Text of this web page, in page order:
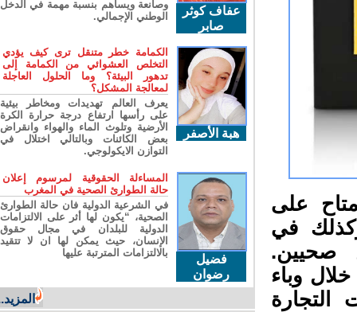
على
في
صحيين.
وباء
عفاف كوثر
صابر
وصانعة ويساهم بنسبة مهمة في الدخل
الوطني الإجمالي.
هبة الأصفر
الكمامة خطر متنقل ترى كيف يؤدي
التخلص العشوائي من الكمامة إلى
تدهور البيئة؟ وما الحلول العاجلة
لمعالجة المشكل؟
يعرف العالم تهديدات ومخاطر بيئية
على رأسها ارتفاع درجة حرارة الكرة
الأرضية وتلوث الماء والهواء وانقراض
بعض الكائنات وبالتالي اختلال في
التوازن الايكولوجي.
فضيل
رضوان
المساءلة الحقوقية لمرسوم إعلان
حالة الطوارئ الصحية في المغرب
في الشرعية الدولية فان حالة الطوارئ
الصحية، “يكون لها أثر على الالتزامات
الدولية للبلدان في مجال حقوق
الإنسان، حيث يمكن لها ان لا تتقيد
بالالتزامات المترتبة عليها
المزيد...